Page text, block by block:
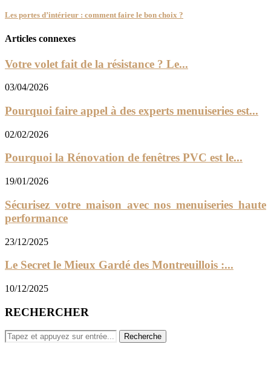
Les portes d’intérieur : comment faire le bon choix ?
Articles connexes
Votre volet fait de la résistance ? Le...
03/04/2026
Pourquoi faire appel à des experts menuiseries est...
02/02/2026
Pourquoi la Rénovation de fenêtres PVC est le...
19/01/2026
Sécurisez votre maison avec nos menuiseries haute
performance
23/12/2025
Le Secret le Mieux Gardé des Montreuillois :...
10/12/2025
RECHERCHER